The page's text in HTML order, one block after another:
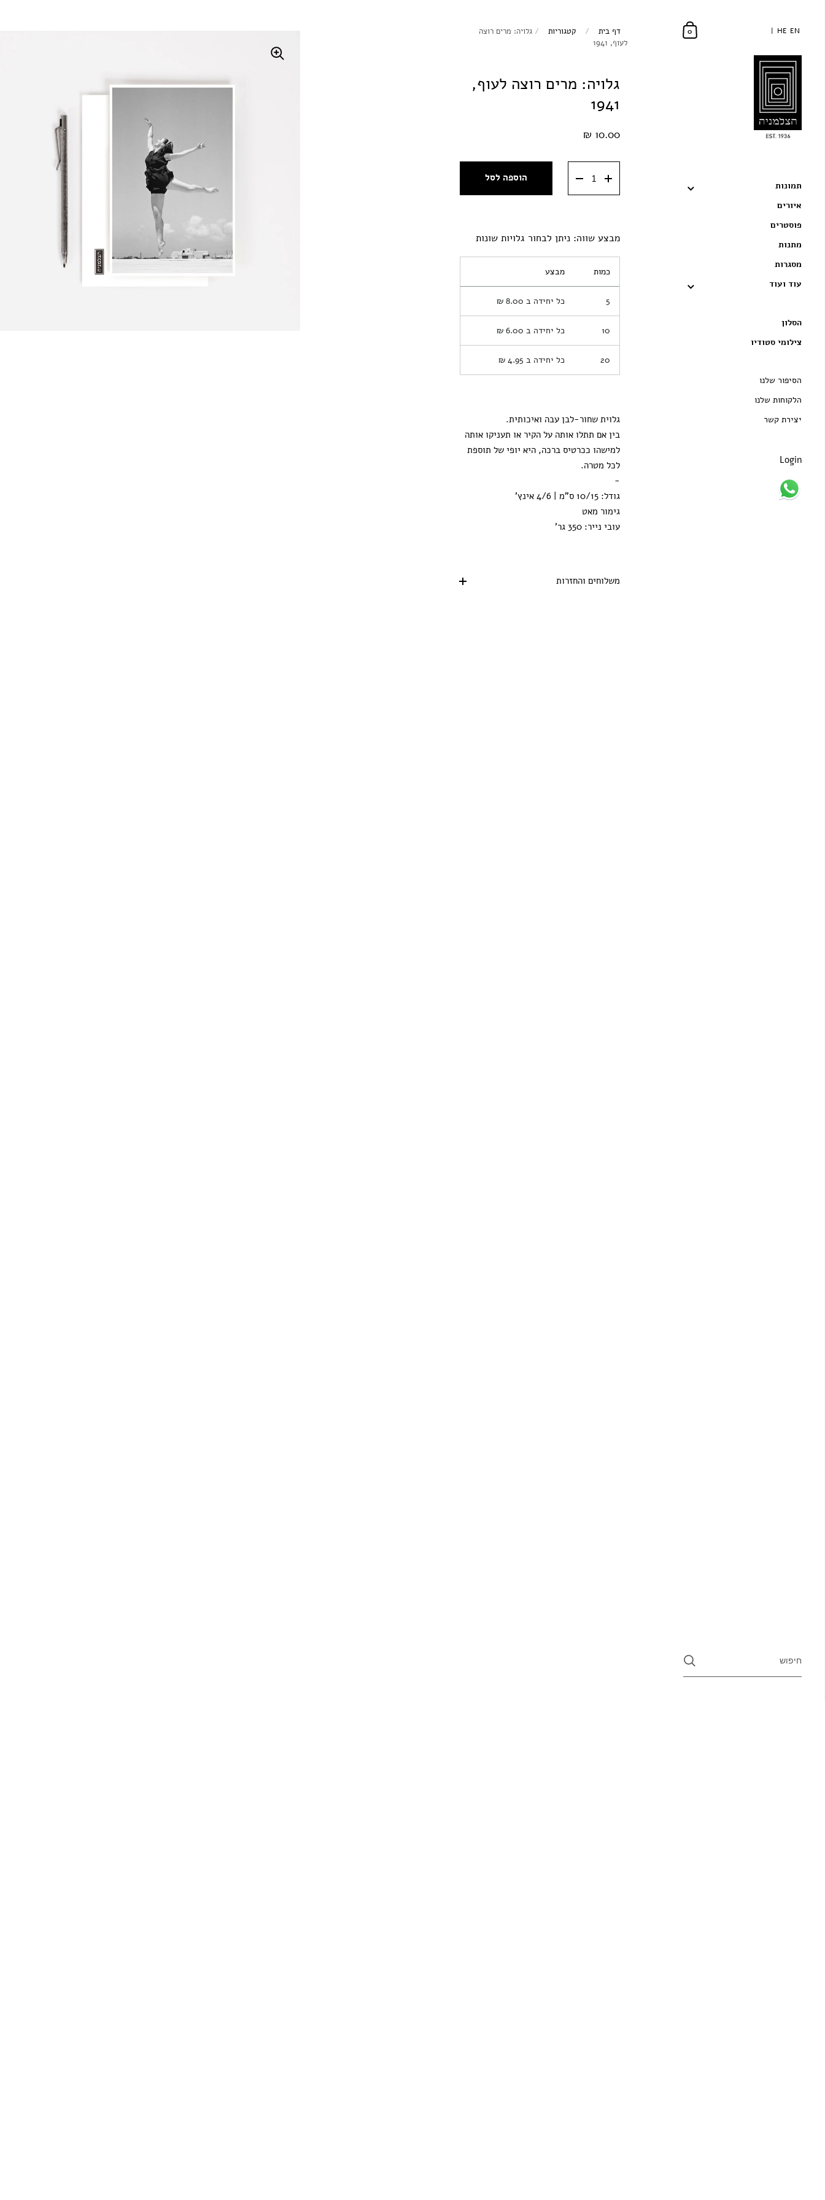
HE EN
HE EN
תמונות
איורים
פוסטרים
מתנות
מסגרות
עוד ועוד
הסלון
צילומי סטודיו
הסיפור שלנו
הלקוחות שלנו
יצירת קשר
Login
0 דף בית / קטגוריות / גלויה: מרים רוצה
לעוף, 1941
גלויה: מרים רוצה לעוף,
1941
10.00 ₪
הוספה לסל
מבצע שווה: ניתן לבחור גלויות שונות
כמות מבצע
5 כל יחידה ב 8.00 ₪
10 כל יחידה ב 6.00 ₪
20 כל יחידה ב 4.95 ₪
גלוית שחור-לבן עבה ואיכותית.
בין אם תתלו אותה על הקיר או תעניקו אותה
למישהו ככרטיס ברכה, היא יופי של תוספת
לכל מטרה.
-
גודל: 10/15 ס"מ | 4/6 אינץ'
גימור מאט
עובי נייר: 350 גר'
משלוחים והחזרות